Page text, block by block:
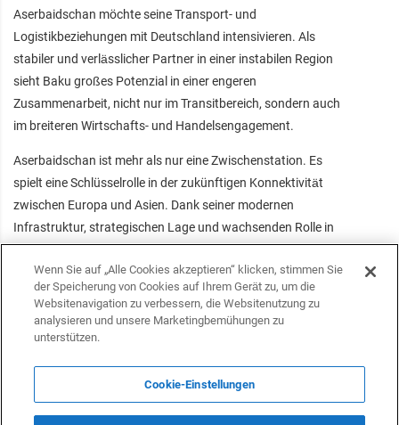
Aserbaidschan möchte seine Transport- und
Logistikbeziehungen mit Deutschland intensivieren. Als
stabiler und verlässlicher Partner in einer instabilen Region
sieht Baku großes Potenzial in einer engeren
Zusammenarbeit, nicht nur im Transitbereich, sondern auch
im breiteren Wirtschafts- und Handelsengagement.
Aserbaidschan ist mehr als nur eine Zwischenstation. Es
spielt eine Schlüsselrolle in der zukünftigen Konnektivität
zwischen Europa und Asien. Dank seiner modernen
Infrastruktur, strategischen Lage und wachsenden Rolle in
der regionalen Logistik gilt es als der modernste
Verkehrsknotenpunkt im Südkaukasus. In unsicheren
Zeiten bietet der Mittlere Korridor durch Aserbaidschan eine
sichere, stabile und zukunftsweisende Route nach Osten.
Folgen Sie uns auf Telegram
Wenn Sie auf „Alle Cookies akzeptieren“ klicken, stimmen Sie
der Speicherung von Cookies auf Ihrem Gerät zu, um die
Websitenavigation zu verbessern, die Websitenutzung zu
analysieren und unsere Marketingbemühungen zu
unterstützen.
Cookie-Einstellungen